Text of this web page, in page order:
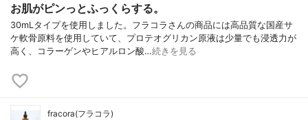
お肌がピンっとふっくらする。
30mLタイプを使用しました。フラコラさんの商品には高品質な国産サ
ケ軟骨原料を使用していて、プロテオグリカン原液は少量でも浸透力が
高く、コラーゲンやヒアルロン酸…続きを見る
fracora(フラコラ)